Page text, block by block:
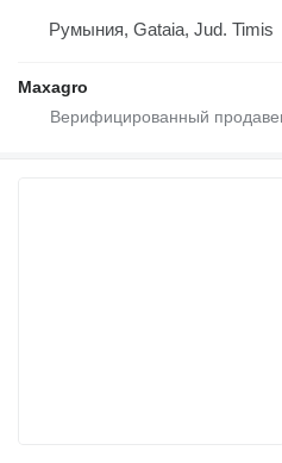
Румыния, Gataia, Jud. Timis
Maxagro